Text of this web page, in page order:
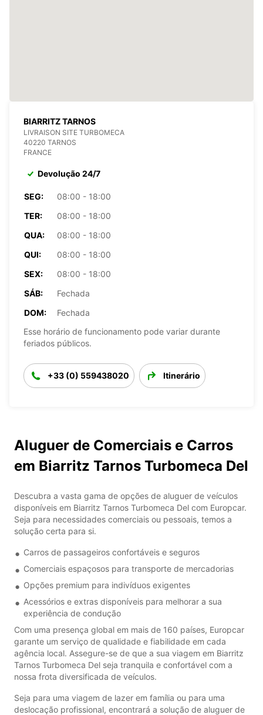
BIARRITZ TARNOS
LIVRAISON SITE TURBOMECA
40220 TARNOS
FRANCE
Devolução 24/7
SEG:
08:00 - 18:00
TER:
08:00 - 18:00
QUA:
08:00 - 18:00
QUI:
08:00 - 18:00
SEX:
08:00 - 18:00
SÁB:
Fechada
DOM:
Fechada
Esse horário de funcionamento pode variar durante
feriados públicos.
+33 (0) 559438020 Itinerário
Aluguer de Comerciais e Carros
em Biarritz Tarnos Turbomeca Del
Descubra a vasta gama de opções de aluguer de veículos
disponíveis em Biarritz Tarnos Turbomeca Del com Europcar.
Seja para necessidades comerciais ou pessoais, temos a
solução certa para si.
Carros de passageiros confortáveis e seguros
Comerciais espaçosos para transporte de mercadorias
Opções premium para indivíduos exigentes
Acessórios e extras disponíveis para melhorar a sua
experiência de condução
Com uma presença global em mais de 160 países, Europcar
garante um serviço de qualidade e fiabilidade em cada
agência local. Assegure-se de que a sua viagem em Biarritz
Tarnos Turbomeca Del seja tranquila e confortável com a
nossa frota diversificada de veículos.
Seja para uma viagem de lazer em família ou para uma
deslocação profissional, encontrará a solução de aluguer de